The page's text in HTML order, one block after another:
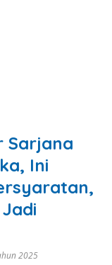
Sarjana
Ini
2025